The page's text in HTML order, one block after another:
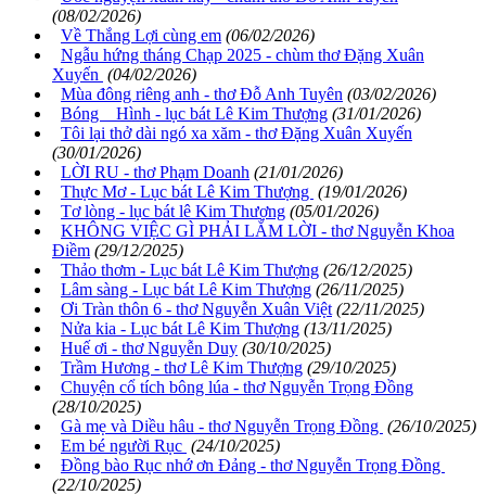
(08/02/2026)
Về Thắng Lợi cùng em (06/02/2026)
Ngẫu hứng tháng Chạp 2025 - chùm thơ Đặng Xuân
Xuyến (04/02/2026)
Mùa đông riêng anh - thơ Đỗ Anh Tuyên (03/02/2026)
Bóng Hình - lục bát Lê Kim Thượng (31/01/2026)
Tôi lại thở dài ngó xa xăm - thơ Đặng Xuân Xuyến
(30/01/2026)
LỜI RU - thơ Phạm Doanh (21/01/2026)
Thực Mơ - Lục bát Lê Kim Thượng (19/01/2026)
Tơ lòng - lục bát lê Kim Thượng (05/01/2026)
KHÔNG VIỆC GÌ PHẢI LẮM LỜI - thơ Nguyễn Khoa
Điềm (29/12/2025)
Thảo thơm - Lục bát Lê Kim Thượng (26/12/2025)
Lâm sàng - Lục bát Lê Kim Thượng (26/11/2025)
Ơi Tràn thôn 6 - thơ Nguyễn Xuân Việt (22/11/2025)
Nửa kia - Lục bát Lê Kim Thượng (13/11/2025)
Huế ơi - thơ Nguyễn Duy (30/10/2025)
Trầm Hương - thơ Lê Kim Thượng (29/10/2025)
Chuyện cổ tích bông lúa - thơ Nguyễn Trọng Đồng
(28/10/2025)
Gà mẹ và Diều hâu - thơ Nguyễn Trọng Đồng (26/10/2025)
Em bé người Rục (24/10/2025)
Đồng bào Rục nhớ ơn Đảng - thơ Nguyễn Trọng Đồng
(22/10/2025)